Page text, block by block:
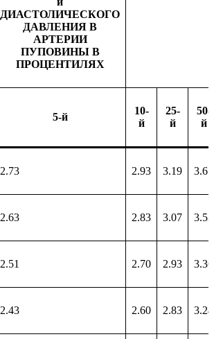
ДИАСТОЛИЧЕСКОГО
ДАВЛЕНИЯ В
АРТЕРИИ
ПУПОВИНЫ В
ПРОЦЕНТИЛЯХ
5-й
10-
й
25-
й
50-
й
2.73 2.93 3.19 3.67
2.63 2.83 3.07 3.53
2.51 2.70 2.93 3.36
2.43 2.60 2.83 3.24